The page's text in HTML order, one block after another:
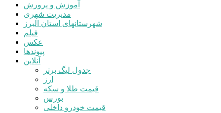
آموزش و پرورش
مدیریت شهری
شهرستانهای استان البرز
فیلم
عکس
پیوندها
آنلاین
جدول لیگ برتر
ارز
قیمت طلا و سکه
بورس
قیمت خودرو داخلی